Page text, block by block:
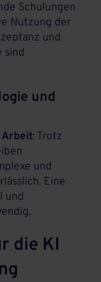
Schulungen
Nutzung der
und
sind
und
Arbeit: Trotz
und
Eine
und
die KI